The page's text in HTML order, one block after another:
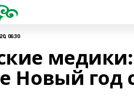
06:30
Новый год